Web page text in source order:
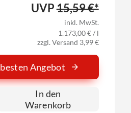
UVP15,59 €*
inkl. MwSt.
1.173,00 € / l
zzgl. Versand 3,99 €
Angebot
In den
Warenkorb